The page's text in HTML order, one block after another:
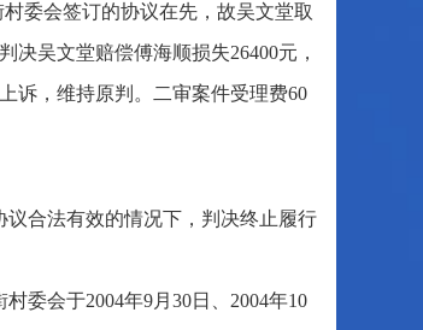
委会签订的协议在先，故吴文堂取
吴文堂赔偿傅海顺损失26400元，
诉，维持原判。二审案件受理费60
合法有效的情况下，判决终止履行
委会于2004年9月30日、2004年10